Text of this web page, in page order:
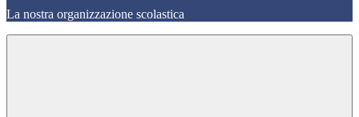
La nostra organizzazione scolastica